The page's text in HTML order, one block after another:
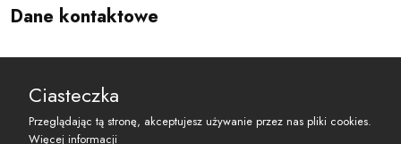
Dane kontaktowe
reset@resetobywatelski.pl
Ciasteczka
Przeglądając tą stronę, akceptujesz używanie przez nas pliki cookies.
Więcej informacji